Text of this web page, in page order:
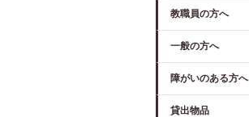
教職員の方へ
一般の方へ
障がいのある方へ
貸出物品